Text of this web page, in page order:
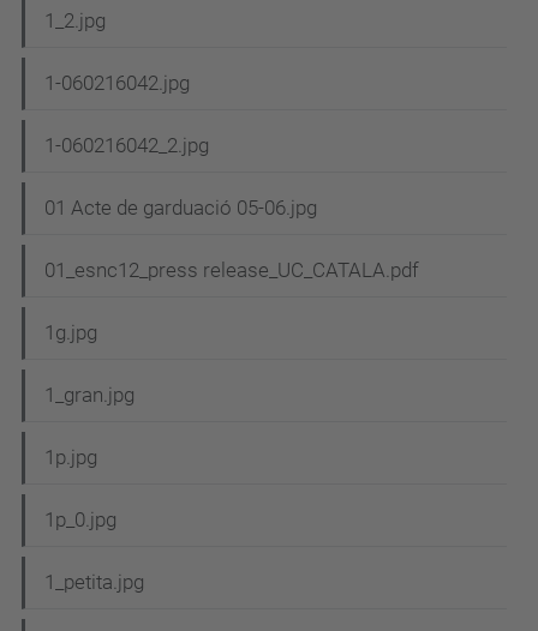
i
ó
1_2.jpg
1-060216042.jpg
1-060216042_2.jpg
01 Acte de garduació 05-06.jpg
01_esnc12_press release_UC_CATALA.pdf
1g.jpg
1_gran.jpg
1p.jpg
1p_0.jpg
1_petita.jpg